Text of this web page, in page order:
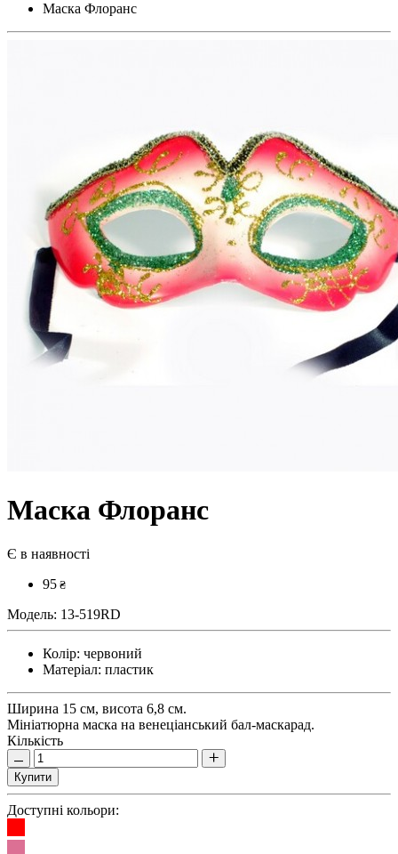
Маска Флоранс
Маска Флоранс
Є в наявності
95 ₴
Модель: 13-519RD
Колір: червоний
Матеріал: пластик
Ширина 15 см, висота 6,8 см.
Мініатюрна маска на венеціанський бал-маскарад.
Кількість
Купити
Доступні кольори: